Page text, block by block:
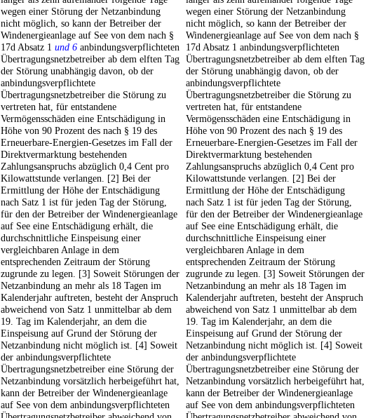
wegen einer Störung der Netzanbindung
nicht möglich, so kann der Betreiber der
Windenergieanlage auf See von dem nach §
17d Absatz 1 und 6 anbindungsverpflichteten
Übertragungsnetzbetreiber ab dem elften Tag
der Störung unabhängig davon, ob der
anbindungsverpflichtete
Übertragungsnetzbetreiber die Störung zu
vertreten hat, für entstandene
Vermögensschäden eine Entschädigung in
Höhe von 90 Prozent des nach § 19 des
Erneuerbare-Energien-Gesetzes im Fall der
Direktvermarktung bestehenden
Zahlungsanspruchs abzüglich 0,4 Cent pro
Kilowattstunde verlangen. [2] Bei der
Ermittlung der Höhe der Entschädigung
nach Satz 1 ist für jeden Tag der Störung,
für den der Betreiber der Windenergieanlage
auf See eine Entschädigung erhält, die
durchschnittliche Einspeisung einer
vergleichbaren Anlage in dem
entsprechenden Zeitraum der Störung
zugrunde zu legen. [3] Soweit Störungen der
Netzanbindung an mehr als 18 Tagen im
Kalenderjahr auftreten, besteht der Anspruch
abweichend von Satz 1 unmittelbar ab dem
19. Tag im Kalenderjahr, an dem die
Einspeisung auf Grund der Störung der
Netzanbindung nicht möglich ist. [4] Soweit
der anbindungsverpflichtete
Übertragungsnetzbetreiber eine Störung der
Netzanbindung vorsätzlich herbeigeführt hat,
kann der Betreiber der Windenergieanlage
auf See von dem anbindungsverpflichteten
wegen einer Störung der Netzanbindung
nicht möglich, so kann der Betreiber der
Windenergieanlage auf See von dem nach §
17d Absatz 1 anbindungsverpflichteten
Übertragungsnetzbetreiber ab dem elften Tag
der Störung unabhängig davon, ob der
anbindungsverpflichtete
Übertragungsnetzbetreiber die Störung zu
vertreten hat, für entstandene
Vermögensschäden eine Entschädigung in
Höhe von 90 Prozent des nach § 19 des
Erneuerbare-Energien-Gesetzes im Fall der
Direktvermarktung bestehenden
Zahlungsanspruchs abzüglich 0,4 Cent pro
Kilowattstunde verlangen. [2] Bei der
Ermittlung der Höhe der Entschädigung
nach Satz 1 ist für jeden Tag der Störung,
für den der Betreiber der Windenergieanlage
auf See eine Entschädigung erhält, die
durchschnittliche Einspeisung einer
vergleichbaren Anlage in dem
entsprechenden Zeitraum der Störung
zugrunde zu legen. [3] Soweit Störungen der
Netzanbindung an mehr als 18 Tagen im
Kalenderjahr auftreten, besteht der Anspruch
abweichend von Satz 1 unmittelbar ab dem
19. Tag im Kalenderjahr, an dem die
Einspeisung auf Grund der Störung der
Netzanbindung nicht möglich ist. [4] Soweit
der anbindungsverpflichtete
Übertragungsnetzbetreiber eine Störung der
Netzanbindung vorsätzlich herbeigeführt hat,
kann der Betreiber der Windenergieanlage
auf See von dem anbindungsverpflichteten